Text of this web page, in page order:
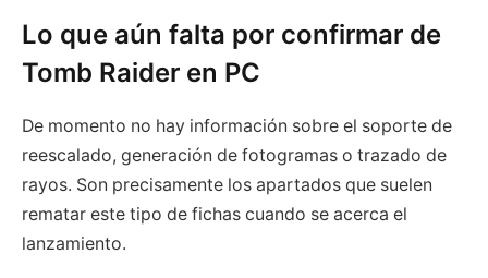
Lo que aún falta por confirmar de
Tomb Raider en PC
De momento no hay información sobre el soporte de
reescalado, generación de fotogramas o trazado de
rayos. Son precisamente los apartados que suelen
rematar este tipo de fichas cuando se acerca el
lanzamiento.